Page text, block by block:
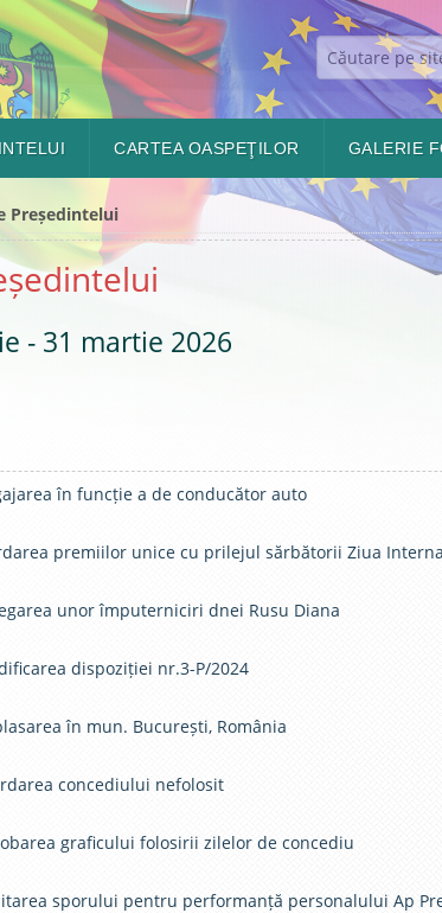
CARTEA OASPEŢILOR GALERIE
Președintelui
- 31 martie 2026
în funcție a de conducător auto
premiilor unice cu prilejul sărbătorii Ziua
unor împuterniciri dnei Rusu Diana
dispoziției nr.3-P/2024
în mun. București, România
concediului nefolosit
graficului folosirii zilelor de concediu
sporului pentru performanță personalului Ap